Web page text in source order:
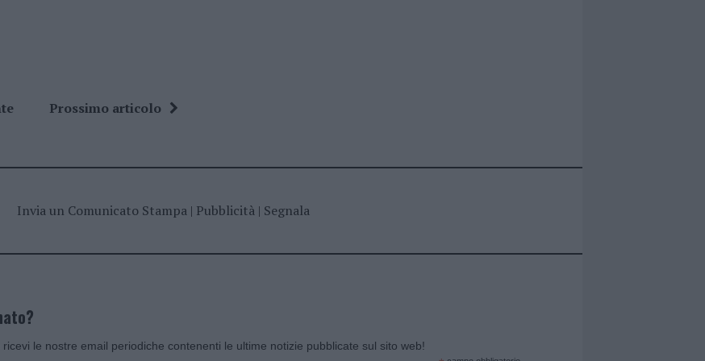
Prossimo articolo
Invia un Comunicato Stampa| Pubblicità| Segnala
le nostre email periodiche contenenti le ultime notizie pubblicate sul sito web!